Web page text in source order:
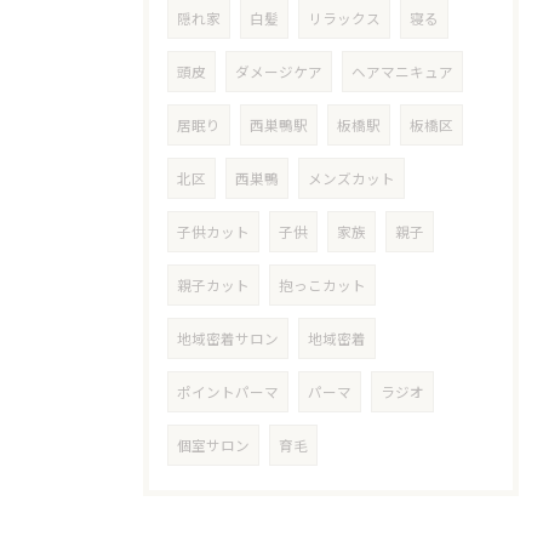
隠れ家 白髪 リラックス 寝る
頭皮 ダメージケア ヘアマニキュア
居眠り 西巣鴨駅 板橋駅 板橋区
北区 西巣鴨 メンズカット
子供カット 子供 家族 親子
親子カット 抱っこカット
地域密着サロン 地域密着
ポイントパーマ パーマ ラジオ
個室サロン 育毛